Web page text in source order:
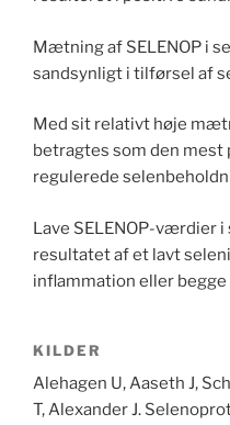
Mætning af SELENOP i
sandsynligt i tilførsel af
Med sit relativt høje
betragtes som den mest
regulerede
Lave SELENOP-værdier
resultatet af et lavt
inflammation eller begge
KILDER
Alehagen U, Aaseth J,
T, Alexander J.